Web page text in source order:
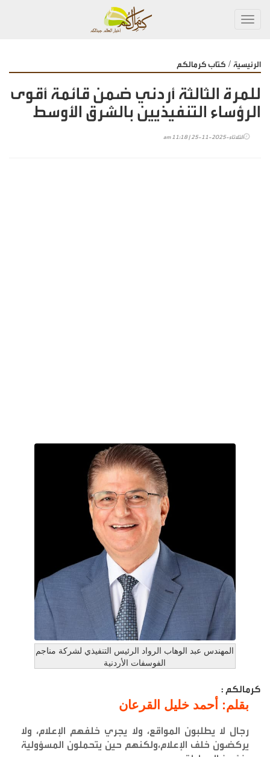
الرئيسية / كتاب كرمالكم
للمرة الثالثة أردني ضمن قائمة أقوى
الرؤساء التنفيذيين بالشرق الأوسط
الثلاثاء-2025-11-25 | 11:18 am
المهندس عبد الوهاب الرواد الرئيس التنفيذي لشركة مناجم
الفوسفات الأردنية
كرمالكم :
بقلم: أحمد خليل القرعان
رجال لا يطلبون المواقع، ولا يجري خلفهم الإعلام، ولا
يركضون خلف الإعلام،ولكنهم حين يتحملون المسؤولية